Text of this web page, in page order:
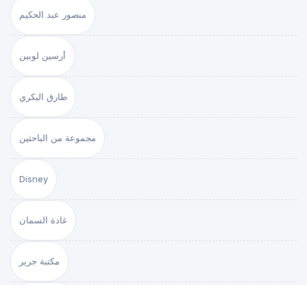
منصور عبد الحكيم
أرسين لوبين
طارق البكري
مجموعة من الباحثين
Disney
غادة السمان
مكتبة جرير